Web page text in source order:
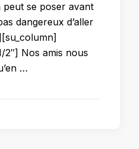
peut se poser avant
dangereux d’aller
2″] Nos amis nous
…